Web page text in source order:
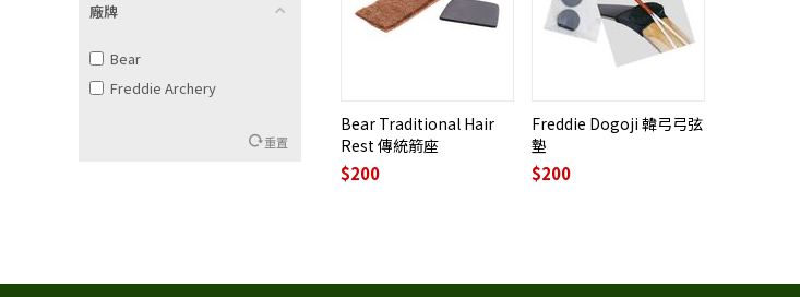
廠牌
Bear
Freddie Archery
重置
Bear Traditional Hair
Rest 傳統箭座
$200
Freddie Dogoji 韓弓弓弦
墊
$200